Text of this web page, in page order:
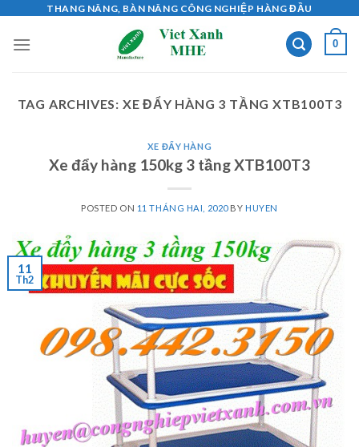
content
THANG NÂNG, BÀN NÂNG CÔNG NGHIỆP HÀNG ĐẦU
0
TAG ARCHIVES: XE ĐẨY HÀNG 3 TẦNG XTB100T3
XE ĐẨY HÀNG
Xe đẩy hàng 150kg 3 tầng XTB100T3
POSTED ON 11 THÁNG HAI, 2020BYHUYEN
11
Th2